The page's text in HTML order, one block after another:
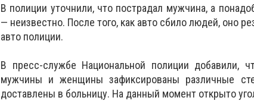
В полиции уточнили, что пострадал мужчина, а
— неизвестно. После того, как авто сбило людей, оно
авто полиции.
В пресс-службе Национальной полиции добавили,
мужчины и женщины зафиксированы различные
доставлены в больницу. На данный момент открыто